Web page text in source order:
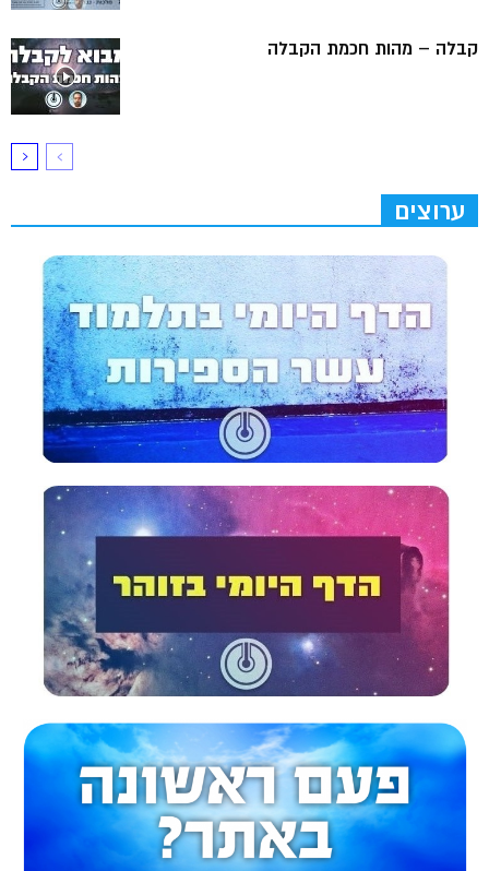
קבלה – מהות חכמת הקבלה
ערוצים